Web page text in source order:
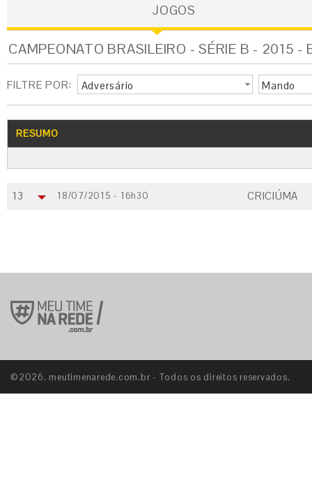
JOGOS
CAMPEONATO BRASILEIRO - SÉRIE B - 2015 -
FILTRE POR: Adversário Mando
RESUMO
13 18/07/2015 - 16h30 CRICIÚMA
©2026. meutimenarede.com.br - Todos os direitos reservados.